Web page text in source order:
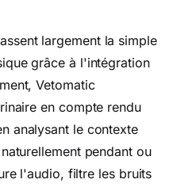
largement la simple
grâce à l'intégration
Vetomatic
en compte rendu
analysant le contexte
pendant ou
l'audio, filtre les bruits